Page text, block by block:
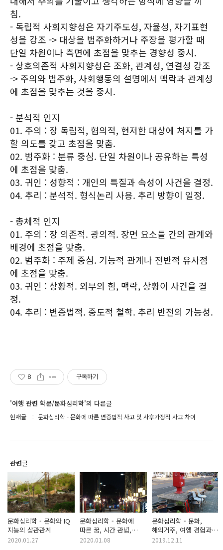
침.
- 독립적 사회지향성은 자기주도성, 자율성, 자기표현
성을 강조 -> 대상을 범주화하거나 주장을 평가할 때
단일 차원이나 측면에 초점을 맞추는 경향성 중시.
- 상호의존적 사회지향성은 조화, 관계성, 연결성 강조
-> 주의와 범주화, 사회행동의 설명에서 맥락과 관계성
에 초점을 맞추는 것을 중시.
- 분석적 인지
01. 주의 : 장 독립적, 협의적, 현저한 대상에 처지를 가
할 의도를 갖고 초점을 맞춤.
02. 범주화 : 분류 중심. 단일 차원이나 공유하는 특성
에 초점을 맞춤.
03. 귀인 : 성향적 : 개인의 특질과 속성이 사건을 결정.
04. 추리 : 분석적. 형식논리 사용. 추리 방향이 일정.
- 총체적 인지
01. 주의 : 장 의존적. 광의적. 장면 요소들 간의 관계와
배경에 초점을 맞춤.
02. 범주화 : 주제 중심. 기능적 관계나 전반적 유사점
에 초점을 맞춤.
03. 귀인 : 상황적. 외부의 힘, 맥락, 상황이 사건을 결
정.
04. 추리 : 변증법적. 중도적 철학. 추리 반전의 가능성.
8 구독하기
'여행 관련 학문/문화심리학'의 다른글
현재글 문화심리학 - 문화에 따른 변증법적 사고 및 사후가정적 사고 차이
관련글
문화심리학 - 문화와 IQ
지능의 상관관계
2020.01.27
문화심리학 - 문화에
따른 꿈, 시간 관념,
통증 지각의 차이
2020.01.08
문화심리학 - 문화,
해외거주, 여행 경험과
창의성 관계
2019.12.11